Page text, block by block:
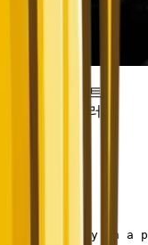
한 하이라이트
경이 고급스러
photography